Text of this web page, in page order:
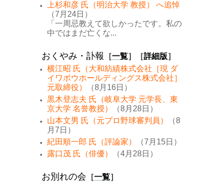
上杉和彦 氏（明治大学 教授） へ追悼
（7月24日）
「一周忌教えて欲しかったです。私の
中ではまだ亡くな...
おくやみ・訃報 ［一覧］［詳細版］
横江昭 氏（大和紡績株式会社［現 ダ
イワボウホールディングス株式会社］
元取締役）
（8月16日）
黒木登志夫 氏（岐阜大学 元学長、東
京大学 名誉教授）
（8月28日）
山本文男 氏（元プロ野球審判員）
（8
月7日）
紀田順一郎 氏（評論家）
（7月15日）
露口茂 氏（俳優）
（4月28日）
お別れの会 ［一覧］